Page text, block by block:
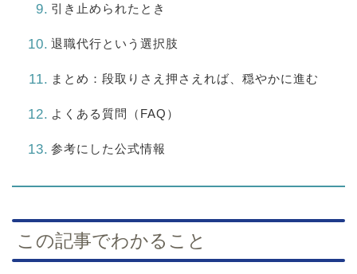
引き止められたとき
退職代行という選択肢
まとめ：段取りさえ押さえれば、穏やかに進む
よくある質問（FAQ）
参考にした公式情報
この記事でわかること